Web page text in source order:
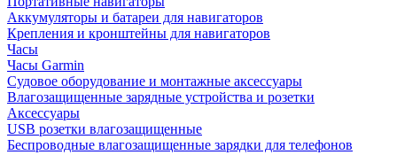
Аккумуляторы и батареи для навигаторов
Крепления и кронштейны для навигаторов
Часы
Часы Garmin
Судовое оборудование и монтажные аксессуары
Влагозащищенные зарядные устройства и розетки
Аксессуары
USB розетки влагозащищенные
Беспроводные влагозащищенные зарядки для телефонов